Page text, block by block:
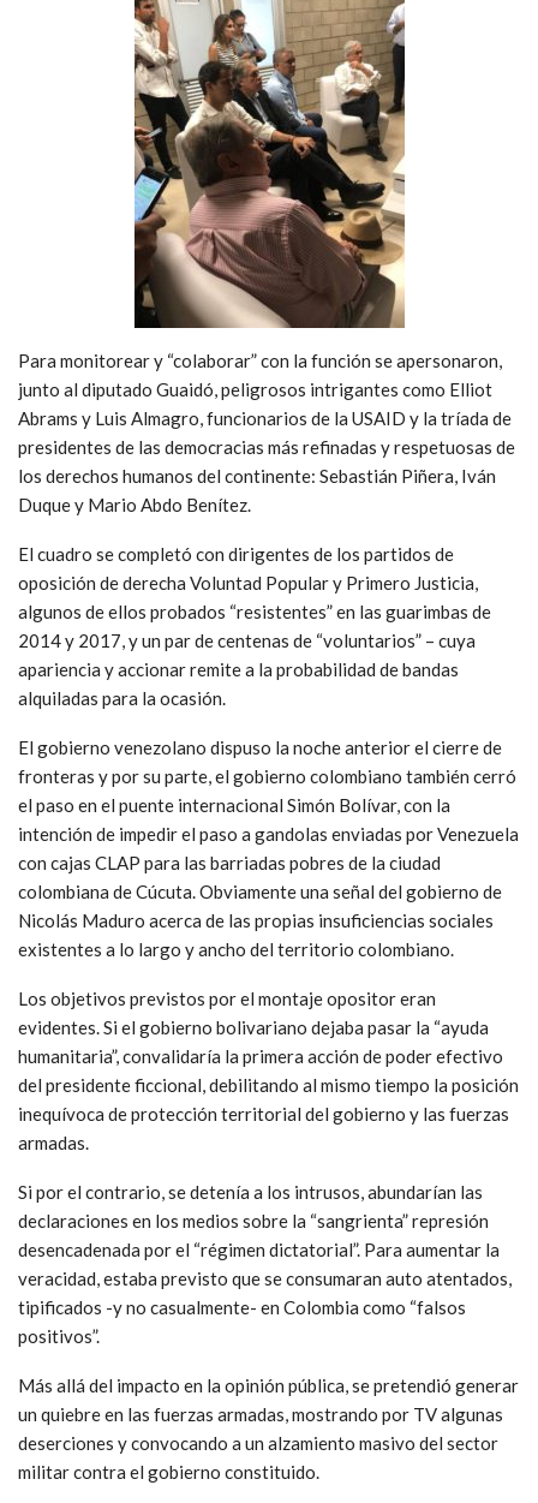
Para monitorear y “colaborar” con la función se apersonaron,
junto al diputado Guaidó, peligrosos intrigantes como Elliot
Abrams y Luis Almagro, funcionarios de la USAID y la tríada de
presidentes de las democracias más refinadas y respetuosas de
los derechos humanos del continente: Sebastián Piñera, Iván
Duque y Mario Abdo Benítez.
El cuadro se completó con dirigentes de los partidos de
oposición de derecha Voluntad Popular y Primero Justicia,
algunos de ellos probados “resistentes” en las guarimbas de
2014 y 2017, y un par de centenas de “voluntarios” – cuya
apariencia y accionar remite a la probabilidad de bandas
alquiladas para la ocasión.
El gobierno venezolano dispuso la noche anterior el cierre de
fronteras y por su parte, el gobierno colombiano también cerró
el paso en el puente internacional Simón Bolívar, con la
intención de impedir el paso a gandolas enviadas por Venezuela
con cajas CLAP para las barriadas pobres de la ciudad
colombiana de Cúcuta. Obviamente una señal del gobierno de
Nicolás Maduro acerca de las propias insuficiencias sociales
existentes a lo largo y ancho del territorio colombiano.
Los objetivos previstos por el montaje opositor eran
evidentes. Si el gobierno bolivariano dejaba pasar la “ayuda
humanitaria”, convalidaría la primera acción de poder efectivo
del presidente ficcional, debilitando al mismo tiempo la posición
inequívoca de protección territorial del gobierno y las fuerzas
armadas.
Si por el contrario, se detenía a los intrusos, abundarían las
declaraciones en los medios sobre la “sangrienta” represión
desencadenada por el “régimen dictatorial”. Para aumentar la
veracidad, estaba previsto que se consumaran auto atentados,
tipificados -y no casualmente- en Colombia como “falsos
positivos”.
Más allá del impacto en la opinión pública, se pretendió generar
un quiebre en las fuerzas armadas, mostrando por TV algunas
deserciones y convocando a un alzamiento masivo del sector
militar contra el gobierno constituido.